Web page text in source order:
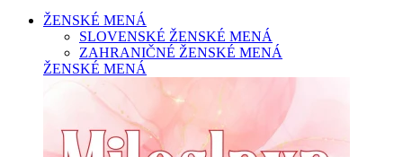
ŽENSKÉ MENÁ
SLOVENSKÉ ŽENSKÉ MENÁ
ZAHRANIČNÉ ŽENSKÉ MENÁ
ŽENSKÉ MENÁ